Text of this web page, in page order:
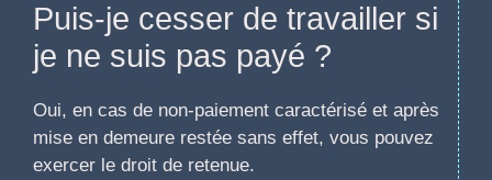
Puis-je cesser de travailler si
je ne suis pas payé ?
Oui, en cas de non-paiement caractérisé et après
mise en demeure restée sans effet, vous pouvez
exercer le droit de retenue.